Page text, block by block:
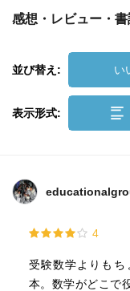
感想・レビュー・書
並び替え: い
表示形式:
4
受験数学よりもち
本。数学がどこで